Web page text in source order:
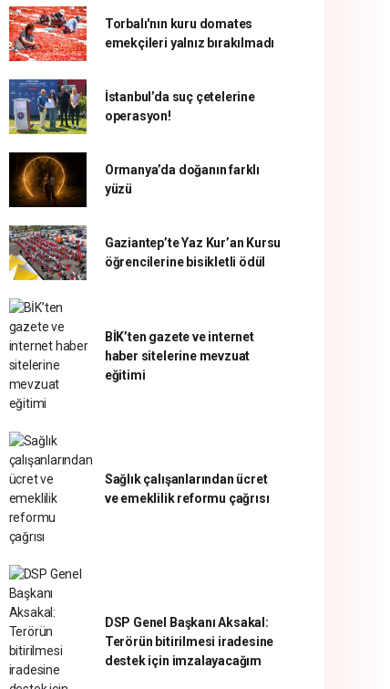
Torbalı'nın kuru domates
emekçileri yalnız bırakılmadı
İstanbul’da suç çetelerine
operasyon!
Ormanya’da doğanın farklı
yüzü
Gaziantep’te Yaz Kur’an Kursu
öğrencilerine bisikletli ödül
BİK’ten gazete ve internet
haber sitelerine mevzuat
eğitimi
Sağlık çalışanlarından ücret
ve emeklilik reformu çağrısı
DSP Genel Başkanı Aksakal:
Terörün bitirilmesi iradesine
destek için imzalayacağım